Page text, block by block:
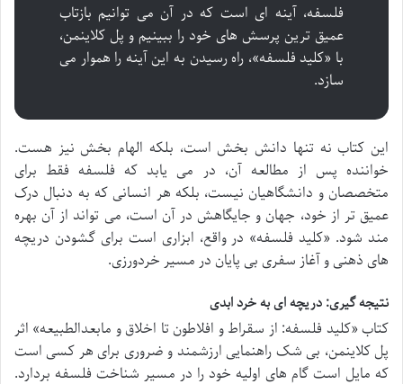
فلسفه، آینه ای است که در آن می توانیم بازتاب
عمیق ترین پرسش های خود را ببینیم و پل کلاینمن،
با «کلید فلسفه»، راه رسیدن به این آینه را هموار می
سازد.
این کتاب نه تنها دانش بخش است، بلکه الهام بخش نیز هست.
خواننده پس از مطالعه آن، در می یابد که فلسفه فقط برای
متخصصان و دانشگاهیان نیست، بلکه هر انسانی که به دنبال درک
عمیق تر از خود، جهان و جایگاهش در آن است، می تواند از آن بهره
مند شود. «کلید فلسفه» در واقع، ابزاری است برای گشودن دریچه
های ذهنی و آغاز سفری بی پایان در مسیر خردورزی.
نتیجه گیری: دریچه ای به خرد ابدی
کتاب «کلید فلسفه: از سقراط و افلاطون تا اخلاق و مابعدالطبیعه» اثر
پل کلاینمن، بی شک راهنمایی ارزشمند و ضروری برای هر کسی است
که مایل است گام های اولیه خود را در مسیر شناخت فلسفه بردارد.